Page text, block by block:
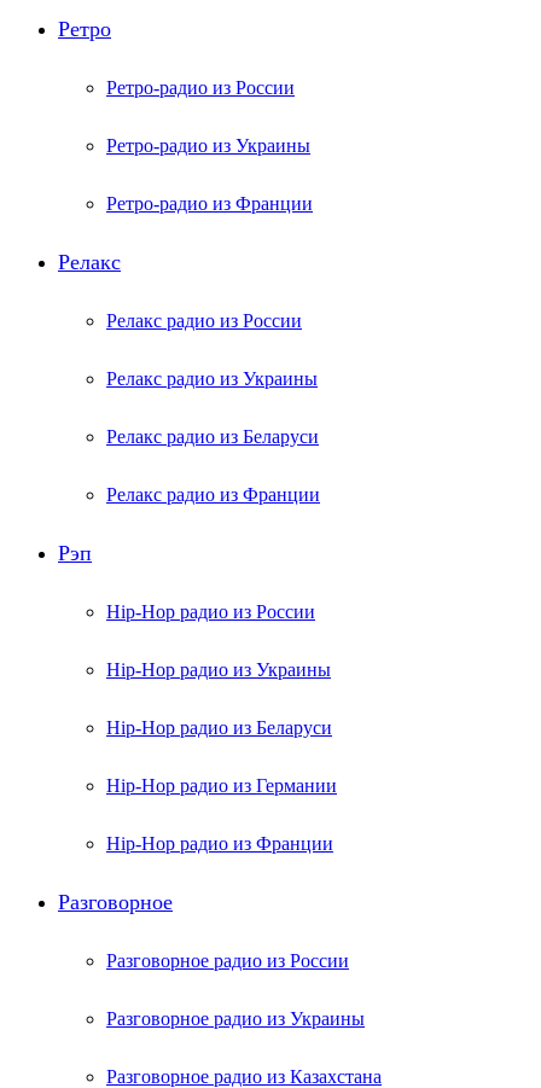
Ретро
Ретро-радио из России
Ретро-радио из Украины
Ретро-радио из Франции
Релакс
Релакс радио из России
Релакс радио из Украины
Релакс радио из Беларуси
Релакс радио из Франции
Рэп
Hip-Hop радио из России
Hip-Hop радио из Украины
Hip-Hop радио из Беларуси
Hip-Hop радио из Германии
Hip-Hop радио из Франции
Разговорное
Разговорное радио из России
Разговорное радио из Украины
Разговорное радио из Казахстана